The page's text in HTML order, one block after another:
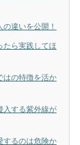
違いを公開！
ら実践してほ
はの特徴を活か
入する紫外線が
するのは危険か